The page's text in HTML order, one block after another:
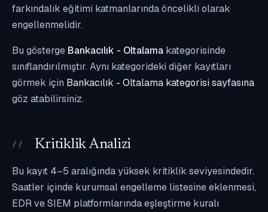
farkındalık eğitimi katmanlarında öncelikli olarak
engellenmelidir.
Bu gösterge Bankacılık - Oltalama kategorisinde
sınıflandırılmıştır. Aynı kategorideki diğer kayıtları
görmek için Bankacılık - Oltalama kategorisi sayfasına
göz atabilirsiniz.
Kritiklik Analizi
Bu kayıt 4–5 aralığında yüksek kritiklik seviyesindedir.
Saatler içinde kurumsal engelleme listesine eklenmesi,
EDR ve SIEM platformlarında eşleştirme kuralı